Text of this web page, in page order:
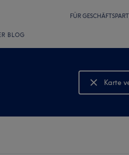
FÜR
BLOG
Karte
Karte